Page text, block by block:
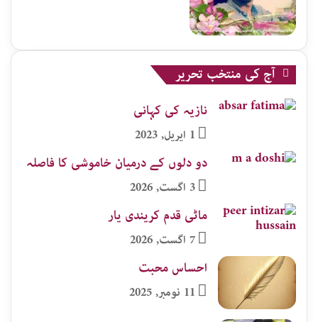
آج کی منتخب تحریر
نازیہ کی کہانی
1 اپریل, 2023
دو دلوں کے درمیان خاموشی کا فاصلہ
3 اگست, 2026
ماٹی قدم کریندی یار
7 اگست, 2026
احساس محبت
11 نومبر, 2025